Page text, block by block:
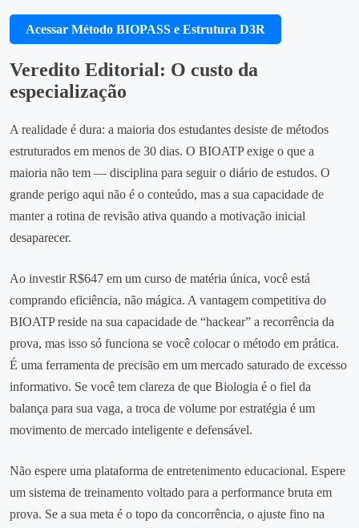
Acessar Método BIOPASS e Estrutura D3R
Veredito Editorial: O custo da
especialização
A realidade é dura: a maioria dos estudantes desiste de métodos
estruturados em menos de 30 dias. O BIOATP exige o que a
maioria não tem — disciplina para seguir o diário de estudos. O
grande perigo aqui não é o conteúdo, mas a sua capacidade de
manter a rotina de revisão ativa quando a motivação inicial
desaparecer.
Ao investir R$647 em um curso de matéria única, você está
comprando eficiência, não mágica. A vantagem competitiva do
BIOATP reside na sua capacidade de “hackear” a recorrência da
prova, mas isso só funciona se você colocar o método em prática.
É uma ferramenta de precisão em um mercado saturado de excesso
informativo. Se você tem clareza de que Biologia é o fiel da
balança para sua vaga, a troca de volume por estratégia é um
movimento de mercado inteligente e defensável.
Não espere uma plataforma de entretenimento educacional. Espere
um sistema de treinamento voltado para a performance bruta em
prova. Se a sua meta é o topo da concorrência, o ajuste fino na